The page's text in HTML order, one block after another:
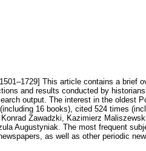
This article contains a brief
and results conducted by
output. The interest in the oldest
16 books), cited 524 times
Zawadzki, Kazimierz
Augustyniak. The most frequent
as well as other periodic